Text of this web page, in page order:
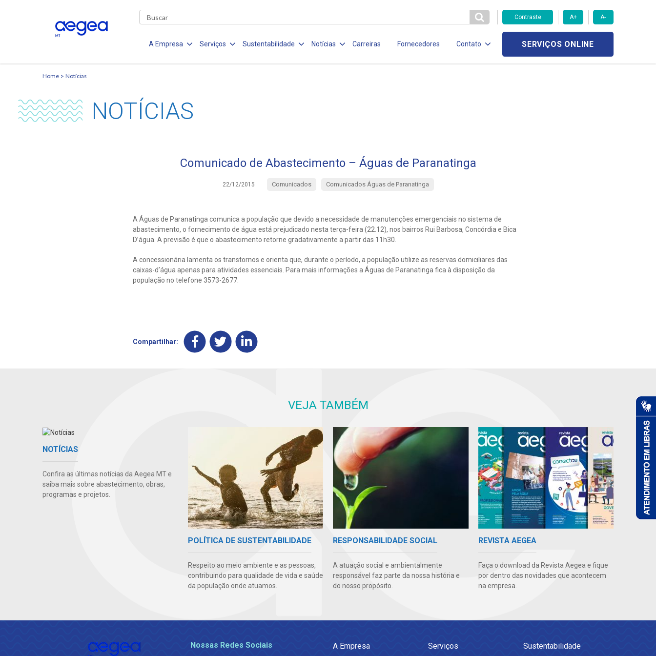
Contraste A+ A-
A Empresa Serviços Sustentabilidade Notícias Carreiras Fornecedores Contato SERVIÇOS ONLINE
Home Notícias
NOTÍCIAS
Comunicado de Abastecimento – Águas de Paranatinga
22/12/2015 Comunicados Comunicados Águas de Paranatinga
A Águas de Paranatinga comunica a população que devido a necessidade de manutenções emergenciais no sistema de
abastecimento, o fornecimento de água está prejudicado nesta terça-feira (22.12), nos bairros Rui Barbosa, Concórdia e Bica
D’água. A previsão é que o abastecimento retorne gradativamente a partir das 11h30.
A concessionária lamenta os transtornos e orienta que, durante o período, a população utilize as reservas domiciliares das
caixas-d’água apenas para atividades essenciais. Para mais informações a Águas de Paranatinga fica à disposição da
população no telefone 3573-2677.
Compartilhar:
VEJA TAMBÉM
NOTÍCIAS
Confira as últimas notícias da Aegea MT e
saiba mais sobre abastecimento, obras,
programas e projetos.
POLÍTICA DE SUSTENTABILIDADE
Respeito ao meio ambiente e as pessoas,
contribuindo para qualidade de vida e saúde
da população onde atuamos.
RESPONSABILIDADE SOCIAL
A atuação social e ambientalmente
responsável faz parte da nossa história e
do nosso propósito.
REVISTA AEGEA
Faça o download da Revista Aegea e fique
por dentro das novidades que acontecem
na empresa.
Nossas Redes Sociais A Empresa Serviços Sustentabilidade